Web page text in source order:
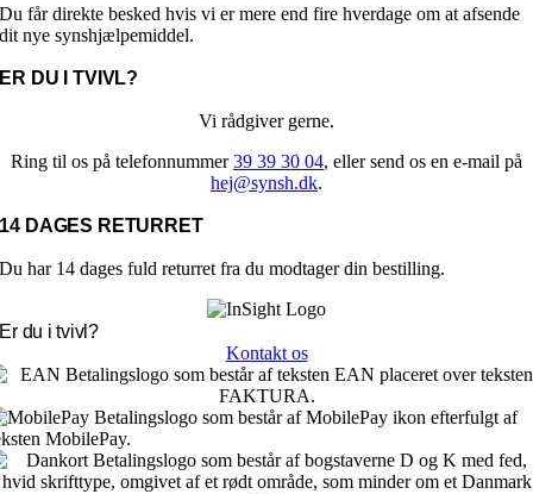
Du får direkte besked hvis vi er mere end fire hverdage om at afsende
dit nye synshjælpemiddel.
ER DU I TVIVL?
Vi rådgiver gerne.
Ring til os på telefonnummer39 39 30 04, eller send os en e-mail på
hej@synsh.dk.
14 DAGES RETURRET
Du har 14 dages fuld returret fra du modtager din bestilling.
Er du i tvivl?
Kontakt os